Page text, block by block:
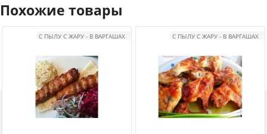
Похожие товары
С ПЫЛУ С ЖАРУ - В ВАРГАШАХ С ПЫЛУ С ЖАРУ - В ВАРГАШАХ